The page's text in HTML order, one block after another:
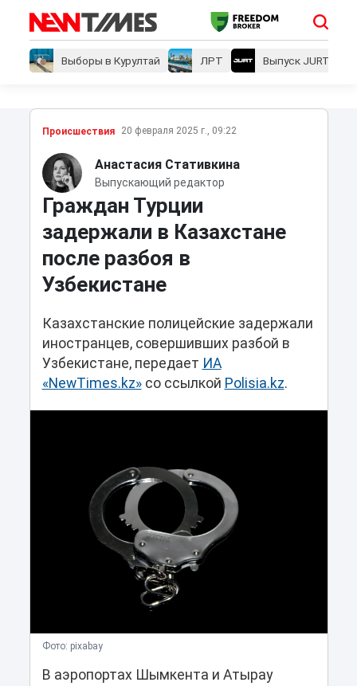
Выборы в Курултай ЛРТ Выпуск JURT
Проиcшествия 20 февраля 2025 г., 09:22
Анастасия Стативкина
Выпускающий редактор
Граждан Турции
задержали в Казахстане
после разбоя в
Узбекистане
Казахстанские полицейские задержали
иностранцев, совершивших разбой в
Узбекистане, передает ИА
«NewTimes.kz»со ссылкой Polisia.kz.
Фото: pixabay
В аэропортах Шымкента и Атырау